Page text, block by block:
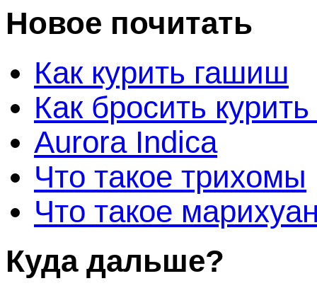
Новое почитать
Как курить гашиш
Как бросить
Aurora Indica
Что такое трихомы
Что такое
Куда дальше?